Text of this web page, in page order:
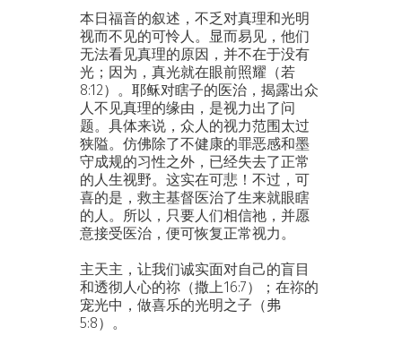
本日福音的叙述，不乏对真理和光明
视而不见的可怜人。显而易见，他们
无法看见真理的原因，并不在于没有
光；因为，真光就在眼前照耀（若
8:12）。耶稣对瞎子的医治，揭露出众
人不见真理的缘由，是视力出了问
题。具体来说，众人的视力范围太过
狭隘。仿佛除了不健康的罪恶感和墨
守成规的习性之外，已经失去了正常
的人生视野。这实在可悲！不过，可
喜的是，救主基督医治了生来就眼瞎
的人。所以，只要人们相信祂，并愿
意接受医治，便可恢复正常视力。
主天主，让我们诚实面对自己的盲目
和透彻人心的祢（撒上16:7）；在祢的
宠光中，做喜乐的光明之子（弗
5:8）。